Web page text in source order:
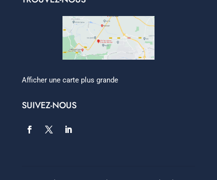
Afficher une carte plus grande
SUIVEZ-NOUS